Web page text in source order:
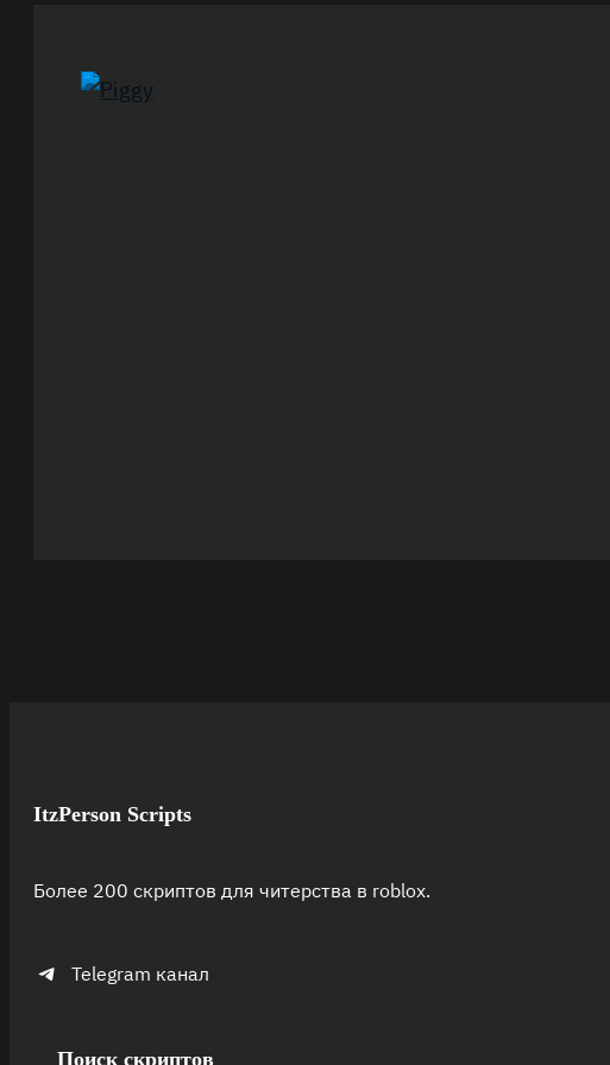
ItzPerson Scripts
Более 200 скриптов для читерства в roblox.
Telegram канал
Поиск скриптов